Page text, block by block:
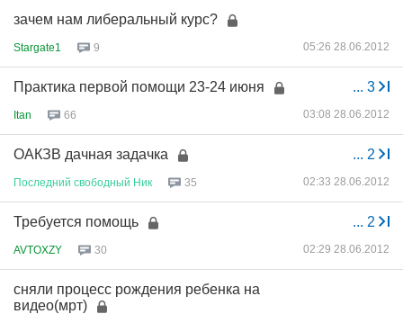
зачем нам либеральный курс?
Stargate1 9 05:26 28.06.2012
... 3
Практика первой помощи 23-24 июня
Itan 66 03:08 28.06.2012
... 2
ОАКЗВ дачная задачка
Последний свободный Ник 35 02:33 28.06.2012
... 2
Требуется помощь
AVTOXZY 30 02:29 28.06.2012
сняли процесс рождения ребенка на
видео(мрт)